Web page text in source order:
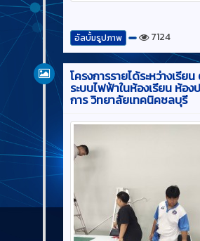
อัลบั้มรูปภาพ 7124
โครงการรายได้ระหว่างเรีย
ระบบไฟฟ้าในห้องเรียน ห้อ
การ วิทยาลัยเทคนิคชลบุรี